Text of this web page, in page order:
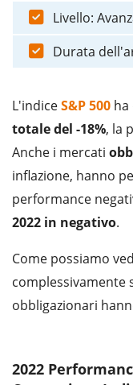
Livello:
Durata
L'indiceS&P 500 ha
totale del -18%, la
Anche i mercati
inflazione, hanno
performance
2022 in negativo.
Come possiamo
complessivamente
obbligazionari
2022